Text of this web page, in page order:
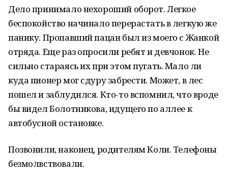
Дело принимало нехороший оборот. Легкое
беспокойство начинало перерастать в легкую же
панику. Пропавший пацан был из моего с Жанкой
отряда. Еще раз опросили ребят и девчонок. Не
сильно стараясь их при этом пугать. Мало ли
куда пионер мог сдуру забрести. Может, в лес
пошел и заблудился. Кто-то вспомнил, что вроде
бы видел Болотникова, идущего по аллее к
автобусной остановке.
Позвонили, наконец, родителям Коли. Телефоны
безмолвствовали.